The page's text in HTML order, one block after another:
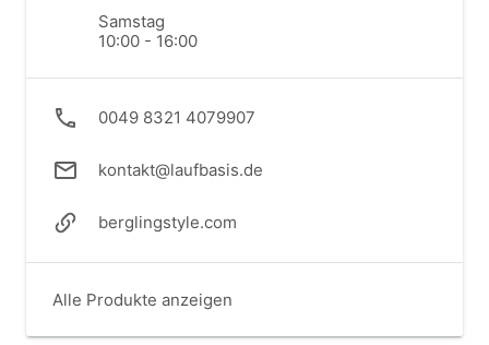
Samstag
10:00 - 16:00
0049 8321 4079907
kontakt@laufbasis.de
berglingstyle.com
Alle Produkte anzeigen